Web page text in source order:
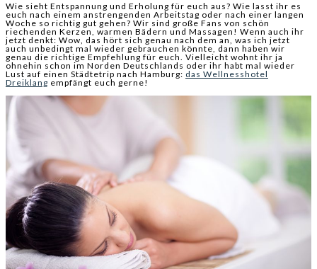
Wie sieht Entspannung und Erholung für euch aus? Wie lasst ihr es
euch nach einem anstrengenden Arbeitstag oder nach einer langen
Woche so richtig gut gehen? Wir sind große Fans von schön
riechenden Kerzen, warmen Bädern und Massagen! Wenn auch ihr
jetzt denkt: Wow, das hört sich genau nach dem an, was ich jetzt
auch unbedingt mal wieder gebrauchen könnte, dann haben wir
genau die richtige Empfehlung für euch. Vielleicht wohnt ihr ja
ohnehin schon im Norden Deutschlands oder ihr habt mal wieder
Lust auf einen Städtetrip nach Hamburg: das Wellnesshotel
Dreiklang empfängt euch gerne!